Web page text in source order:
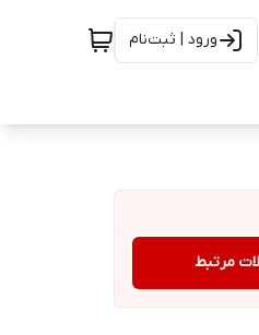
ورود | ثبت‌نام
مرتبط